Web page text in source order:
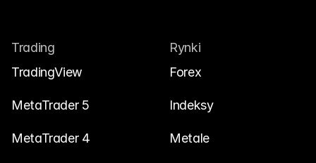
Skontaktuj się z nami
Dokumenty Prawne
Kariera
Trading
TradingView
MetaTrader 5
MetaTrader 4
Rynki
Forex
Indeksy
Metale